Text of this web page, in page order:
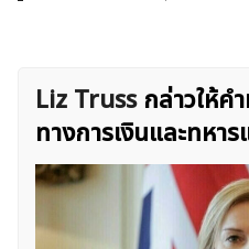
Liz Trussกล่าวให้คำ
ทางการเงินและทหา